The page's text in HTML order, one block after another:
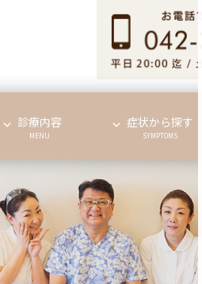
診療内容
MENU
症状から探す
SYMPTOMS